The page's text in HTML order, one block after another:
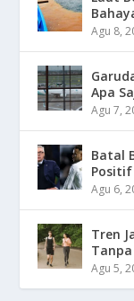
Agu 8,
Apa
Agu 7,
Batal
Positif
Agu 6,
Tren
Agu 5,